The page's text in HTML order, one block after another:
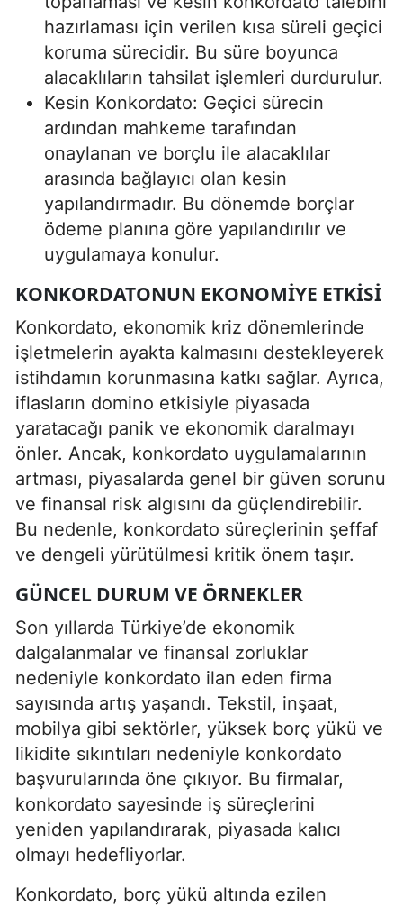
hazırlaması için verilen kısa süreli geçici
koruma sürecidir. Bu süre boyunca
alacaklıların tahsilat işlemleri durdurulur.
Kesin Konkordato: Geçici sürecin
ardından mahkeme tarafından
onaylanan ve borçlu ile alacaklılar
arasında bağlayıcı olan kesin
yapılandırmadır. Bu dönemde borçlar
ödeme planına göre yapılandırılır ve
uygulamaya konulur.
KONKORDATONUN EKONOMIYE ETKISI
Konkordato, ekonomik kriz dönemlerinde
işletmelerin ayakta kalmasını destekleyerek
istihdamın korunmasına katkı sağlar. Ayrıca,
iflasların domino etkisiyle piyasada
yaratacağı panik ve ekonomik daralmayı
önler. Ancak, konkordato uygulamalarının
artması, piyasalarda genel bir güven sorunu
ve finansal risk algısını da güçlendirebilir.
Bu nedenle, konkordato süreçlerinin şeffaf
ve dengeli yürütülmesi kritik önem taşır.
GÜNCEL DURUM VE ÖRNEKLER
Son yıllarda Türkiye’de ekonomik
dalgalanmalar ve finansal zorluklar
nedeniyle konkordato ilan eden firma
sayısında artış yaşandı. Tekstil, inşaat,
mobilya gibi sektörler, yüksek borç yükü ve
likidite sıkıntıları nedeniyle konkordato
başvurularında öne çıkıyor. Bu firmalar,
konkordato sayesinde iş süreçlerini
yeniden yapılandırarak, piyasada kalıcı
olmayı hedefliyorlar.
Konkordato, borç yükü altında ezilen